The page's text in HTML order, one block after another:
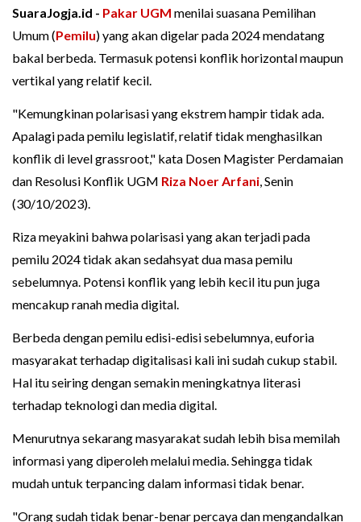
SuaraJogja.id - Pakar UGM menilai suasana Pemilihan
Umum (Pemilu) yang akan digelar pada 2024 mendatang
bakal berbeda. Termasuk potensi konflik horizontal maupun
vertikal yang relatif kecil.
"Kemungkinan polarisasi yang ekstrem hampir tidak ada.
Apalagi pada pemilu legislatif, relatif tidak menghasilkan
konflik di level grassroot," kata Dosen Magister Perdamaian
dan Resolusi Konflik UGM Riza Noer Arfani, Senin
(30/10/2023).
Riza meyakini bahwa polarisasi yang akan terjadi pada
pemilu 2024 tidak akan sedahsyat dua masa pemilu
sebelumnya. Potensi konflik yang lebih kecil itu pun juga
mencakup ranah media digital.
Berbeda dengan pemilu edisi-edisi sebelumnya, euforia
masyarakat terhadap digitalisasi kali ini sudah cukup stabil.
Hal itu seiring dengan semakin meningkatnya literasi
terhadap teknologi dan media digital.
Menurutnya sekarang masyarakat sudah lebih bisa memilah
informasi yang diperoleh melalui media. Sehingga tidak
mudah untuk terpancing dalam informasi tidak benar.
"Orang sudah tidak benar-benar percaya dan mengandalkan